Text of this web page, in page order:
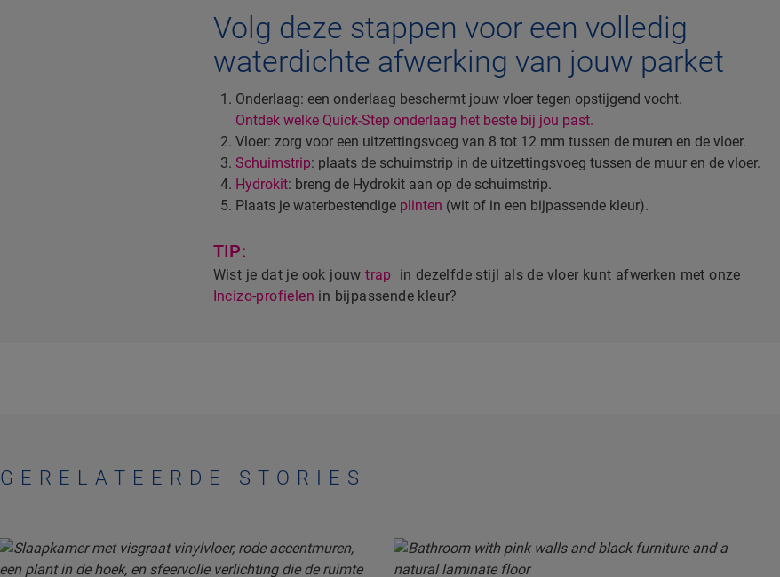
Volg deze stappen voor een volledig
waterdichte afwerking van jouw parket
Onderlaag: een onderlaag beschermt jouw vloer tegen opstijgend vocht.
Ontdek welke Quick-Step onderlaag het beste bij jou past.
Vloer: zorg voor een uitzettingsvoeg van 8 tot 12 mm tussen de muren en de vloer.
Schuimstrip: plaats de schuimstrip in de uitzettingsvoeg tussen de muur en de vloer.
Hydrokit: breng de Hydrokit aan op de schuimstrip.
Plaats je waterbestendige plinten (wit of in een bijpassende kleur).
TIP:
Wist je dat je ook jouwtrap in dezelfde stijl als de vloer kunt afwerken met onze
Incizo-profielen in bijpassende kleur?
GERELATEERDE STORIES